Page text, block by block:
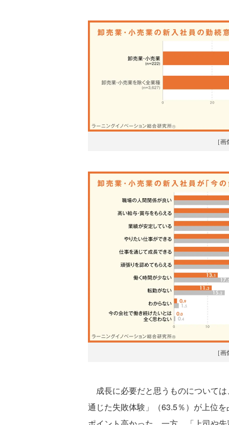
［
［
成長に必要だと思うものについて
通じた失敗体験」（63.5％）が上位